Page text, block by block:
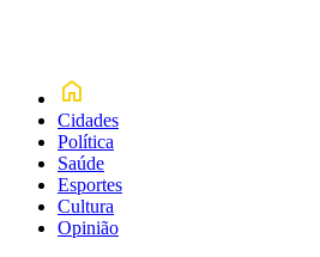
Cidades
Política
Saúde
Esportes
Cultura
Opinião